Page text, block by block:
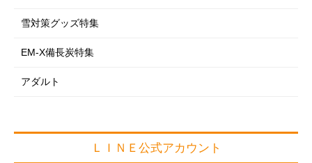
雪対策グッズ特集
EM-X備長炭特集
アダルト
ＬＩＮＥ公式アカウント